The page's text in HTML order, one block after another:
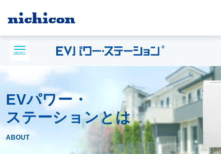
MENU
EVパワー・
ステーションとは
ABOUT